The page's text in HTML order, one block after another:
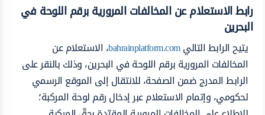
رابط الاستعلام عن المخالفات المرورية برقم اللوحة في
البحرين
يتيح الرابط التاليbahrainplatform.com، الاستعلام عن
المخالفات المرورية برقم اللوحة في البحرين، وذلك بالنقر على
الرابط المدرج ضمن الصفحة، للانتقال إلى الموقع الرسمي
لحكومي، وإتمام الاستعلام عبر إدخال رقم لوحة المركبة؛